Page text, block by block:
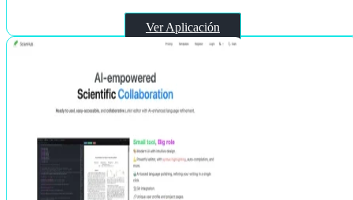
Ver Aplicación